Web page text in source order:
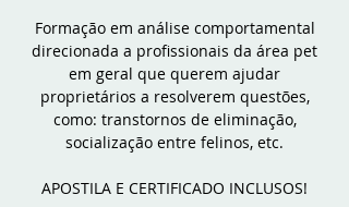
Formação em análise comportamental
direcionada a profissionais da área pet
em geral que querem ajudar
proprietários a resolverem questões,
como: transtornos de eliminação,
socialização entre felinos, etc.
APOSTILA E CERTIFICADO INCLUSOS!